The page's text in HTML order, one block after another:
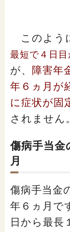
このよう
最短で４日目
が、 障害年
年６ヵ月が
に症状が固
されません
傷病手当金
月
傷病手当金
年６ヵ月で
日から最長